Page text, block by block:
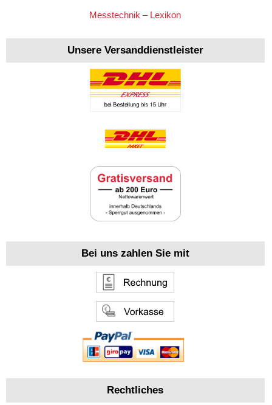
Messtechnik – Lexikon
Unsere Versanddienstleister
Bei uns zahlen Sie mit
Rechtliches